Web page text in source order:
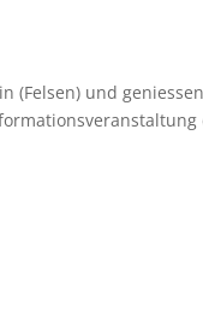
(Felsen) und